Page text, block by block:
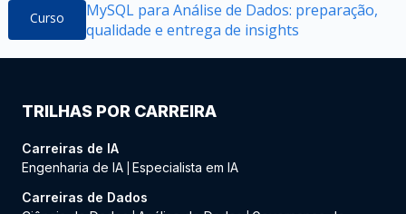
Curso
MySQL para Análise de Dados: preparação,
qualidade e entrega de insights
TRILHAS POR CARREIRA
Carreiras de IA
Engenharia de IA Especialista em IA
Carreiras de Dados